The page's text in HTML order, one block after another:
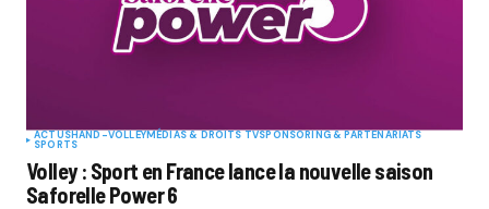
ACTUSHAND-VOLLEYMÉDIAS & DROITS TVSPONSORING & PARTENARIATS
SPORTS
Volley : Sport en France lance la nouvelle saison
Saforelle Power 6